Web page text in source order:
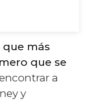
que más
que se
a
y